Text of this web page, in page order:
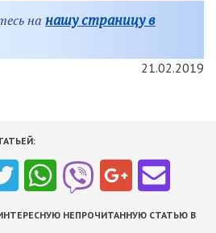
на нашу страницу в
21.02.2019
НЕПРОЧИТАННУЮ СТАТЬЮ В